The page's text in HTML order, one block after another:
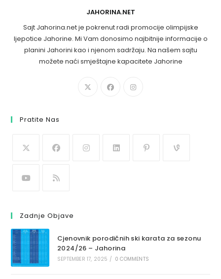
JAHORINA.NET
Sajt Jahorina.net je pokrenut radi promocije olimpijske
ljepotice Jahorine. Mi Vam donosimo najbitnije informacije o
planini Jahorini kao i njenom sadržaju. Na našem sajtu
možete naći smještajne kapacitete Jahorine
Pratite Nas
Zadnje Objave
Cjenovnik porodičnih ski karata za sezonu
2024/26 – Jahorina
SEPTEMBER 17, 2025 / 0 COMMENTS